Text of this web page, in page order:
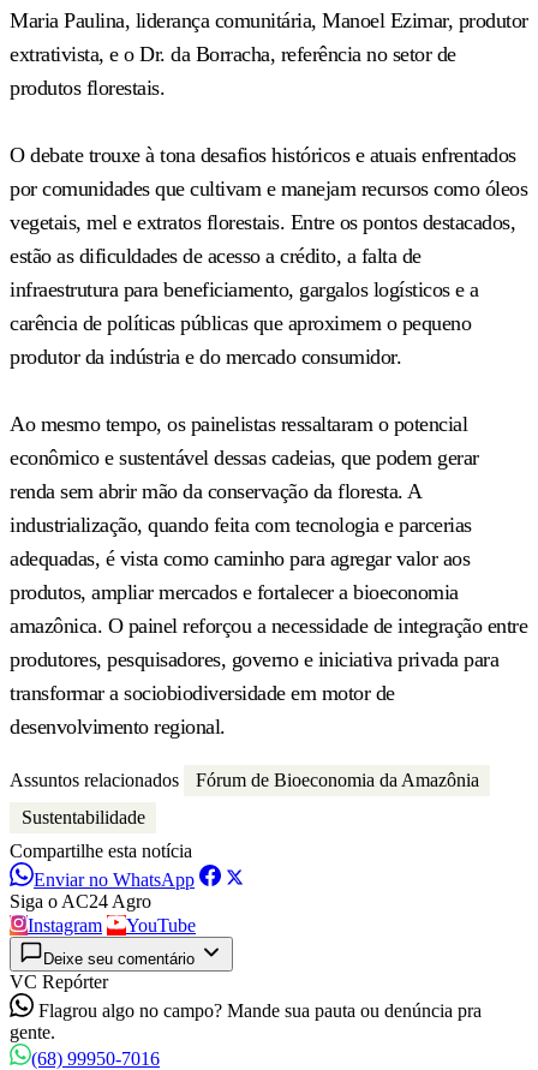
Maria Paulina, liderança comunitária, Manoel Ezimar, produtor
extrativista, e o Dr. da Borracha, referência no setor de
produtos florestais.
O debate trouxe à tona desafios históricos e atuais enfrentados
por comunidades que cultivam e manejam recursos como óleos
vegetais, mel e extratos florestais. Entre os pontos destacados,
estão as dificuldades de acesso a crédito, a falta de
infraestrutura para beneficiamento, gargalos logísticos e a
carência de políticas públicas que aproximem o pequeno
produtor da indústria e do mercado consumidor.
Ao mesmo tempo, os painelistas ressaltaram o potencial
econômico e sustentável dessas cadeias, que podem gerar
renda sem abrir mão da conservação da floresta. A
industrialização, quando feita com tecnologia e parcerias
adequadas, é vista como caminho para agregar valor aos
produtos, ampliar mercados e fortalecer a bioeconomia
amazônica. O painel reforçou a necessidade de integração entre
produtores, pesquisadores, governo e iniciativa privada para
transformar a sociobiodiversidade em motor de
desenvolvimento regional.
Assuntos relacionados
Fórum de Bioeconomia da Amazônia
Sustentabilidade
Compartilhe esta notícia
Enviar no WhatsApp
Siga o AC24 Agro
Instagram
YouTube
Deixe seu comentário
VC Repórter
Flagrou algo no campo? Mande sua pauta ou denúncia pra
gente.
(68) 99950-7016